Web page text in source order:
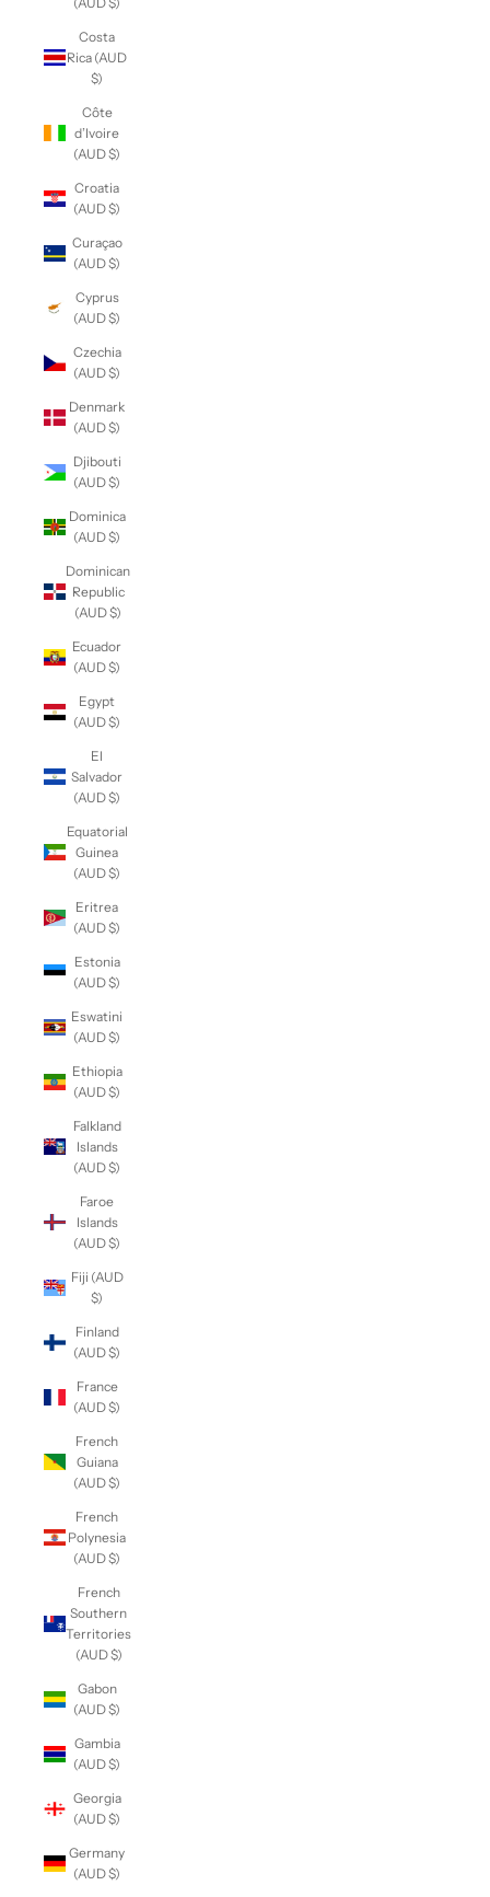
Costa
Rica (AUD
$)
Côte
d’Ivoire
(AUD $)
Croatia
(AUD $)
Curaçao
(AUD $)
Cyprus
(AUD $)
Czechia
(AUD $)
Denmark
(AUD $)
Djibouti
(AUD $)
Dominica
(AUD $)
Dominican
Republic
(AUD $)
Ecuador
(AUD $)
Egypt
(AUD $)
El
Salvador
(AUD $)
Equatorial
Guinea
(AUD $)
Eritrea
(AUD $)
Estonia
(AUD $)
Eswatini
(AUD $)
Ethiopia
(AUD $)
Falkland
Islands
(AUD $)
Faroe
Islands
(AUD $)
Fiji (AUD
$)
Finland
(AUD $)
France
(AUD $)
French
Guiana
(AUD $)
French
Polynesia
(AUD $)
French
Southern
Territories
(AUD $)
Gabon
(AUD $)
Gambia
(AUD $)
Georgia
(AUD $)
Germany
(AUD $)